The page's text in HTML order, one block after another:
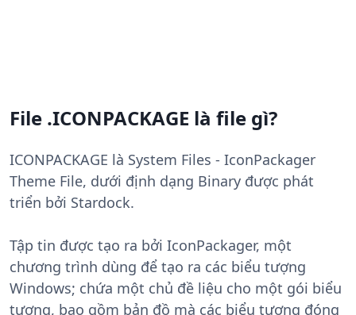
File .ICONPACKAGE là file gì?
ICONPACKAGE là System Files - IconPackager
Theme File, dưới định dạng Binary được phát
triển bởi Stardock.
Tập tin được tạo ra bởi IconPackager, một
chương trình dùng để tạo ra các biểu tượng
Windows; chứa một chủ đề liệu cho một gói biểu
tượng, bao gồm bản đồ mà các biểu tượng đóng